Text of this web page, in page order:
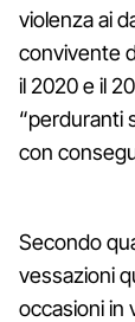
violenza ai
convivente
il 2020 e il
“perduranti
con
Secondo
vessazioni
occasioni in